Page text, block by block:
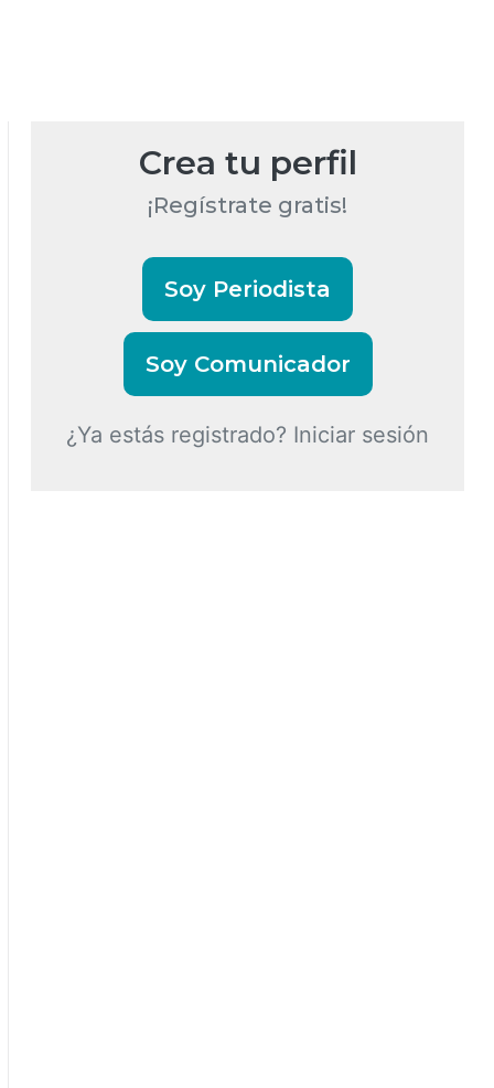
Crea tu perfil
¡Regístrate gratis!
Soy Periodista
Soy Comunicador
¿Ya estás registrado? Iniciar sesión